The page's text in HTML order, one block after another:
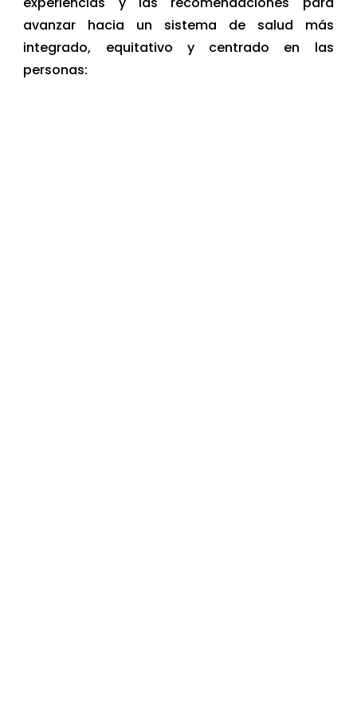
avanzar hacia un sistema de salud más
integrado, equitativo y centrado en las
personas: